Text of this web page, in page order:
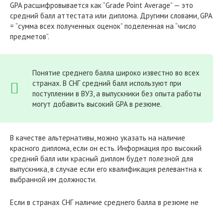
GPA расшифровывается как “Grade Point Average” — это
средний балл аттестата или диплома. Другими словами, GPA
= “сумма всех полученных оценок” поделенная на “число
предметов”.
Понятие среднего балла широко известно во всех
странах. В СНГ средний балл используют при
поступлении в ВУЗ, а выпускники без опыта работы
могут добавить высокий GPA в резюме.
В качестве альтернативы, можно указать на наличие
красного диплома, если он есть. Информация про высокий
средний балл или красный диплом будет полезной для
выпускника, в случае если его квалификация релевантна к
выбранной им должности.
Если в странах СНГ наличие среднего балла в резюме не